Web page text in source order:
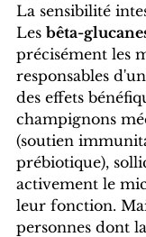
La sensibilité
Les bêta-
précisément les
responsables
des effets
champignons
(soutien
prébiotique),
activement le
leur fonction.
personnes dont